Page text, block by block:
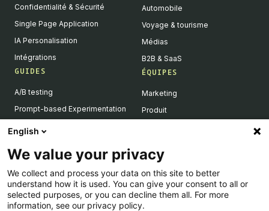
Confidentialité & Sécurité
Single Page Application
IA Personalisation
Intégrations
GUIDES
A/B testing
Prompt-based Experimentation
Feature Experimentation
L'IA & l'A/B testing
Client-Side vs Server-Side
Automobile
Voyage & tourisme
Médias
B2B & SaaS
ÉQUIPES
Marketing
Produit
English
We value your privacy
We collect and process your data on this site to better
understand how it is used. You can give your consent to all or
selected purposes, or you can decline them all. For more
information, see our privacy policy.